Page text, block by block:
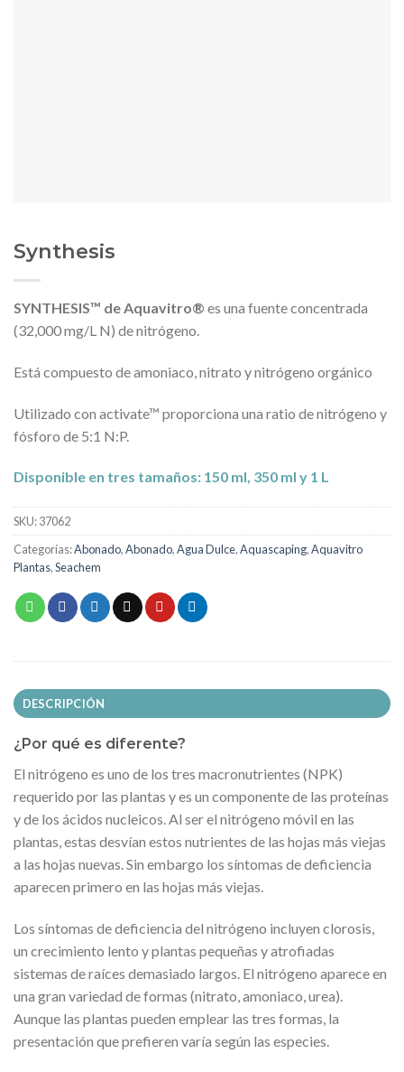
Synthesis
SYNTHESIS™ de Aquavitro® es una fuente concentrada
(32,000 mg/L N) de nitrógeno.
Está compuesto de amoniaco, nitrato y nitrógeno orgánico
Utilizado con activate™ proporciona una ratio de nitrógeno y
fósforo de 5:1 N:P.
Disponible en tres tamaños: 150 ml, 350 ml y 1 L
SKU:37062
Categorías:Abonado,Abonado,Agua Dulce,Aquascaping,Aquavitro
Plantas,Seachem
DESCRIPCIÓN
¿Por qué es diferente?
El nitrógeno es uno de los tres macronutrientes (NPK)
requerido por las plantas y es un componente de las proteínas
y de los ácidos nucleicos. Al ser el nitrógeno móvil en las
plantas, estas desvían estos nutrientes de las hojas más viejas
a las hojas nuevas. Sin embargo los síntomas de deficiencia
aparecen primero en las hojas más viejas.
Los síntomas de deficiencia del nitrógeno incluyen clorosis,
un crecimiento lento y plantas pequeñas y atrofiadas
sistemas de raíces demasiado largos. El nitrógeno aparece en
una gran variedad de formas (nitrato, amoniaco, urea).
Aunque las plantas pueden emplear las tres formas, la
presentación que prefieren varía según las especies.